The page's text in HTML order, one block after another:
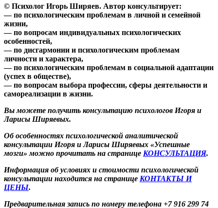
© Психолог Игорь Ширяев. Автор консультирует:
— по психологическим проблемам в личной и семейной
жизни,
— по вопросам индивидуальных психологических
особенностей,
— по дисгармонии и психологическим проблемам
личности и характера,
— по психологическим проблемам в социальной адаптации
(успех в обществе),
— по вопросам выбора профессии, сферы деятельности и
самореализации в жизни.
Вы можете получить консультацию психологов Игоря и
Ларисы Ширяевых.
Об особенностях психологической аналитической
консультации Игоря и Ларисы Ширяевых «Успешные
мозги» можно прочитать на странице КОНСУЛЬТАЦИЯ.
Информация об условиях и стоимости психологической
консультации находится на странице КОНТАКТЫ И
ЦЕНЫ.
Предварительная запись по номеру телефона +7 916 299 74